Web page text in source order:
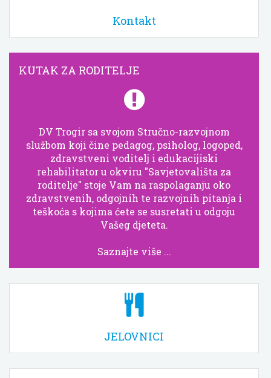
Kontakt
KUTAK ZA RODITELJE
DV Trogir sa svojom Stručno-razvojnom
službom koji čine pedagog, psiholog, logoped,
zdravstveni voditelj i edukacijiski
rehabilitator u okviru "Savjetovališta za
roditelje" stoje Vam na raspolaganju oko
zdravstvenih, odgojnih te razvojnih pitanja i
teškoća s kojima ćete se susretati u odgoju
Vašeg djeteta.
Saznajte više ...
JELOVNICI